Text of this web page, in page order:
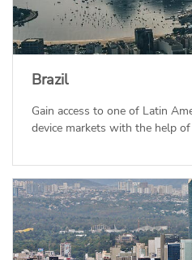
Brazil
Gain access to one of Latin
device markets with the help